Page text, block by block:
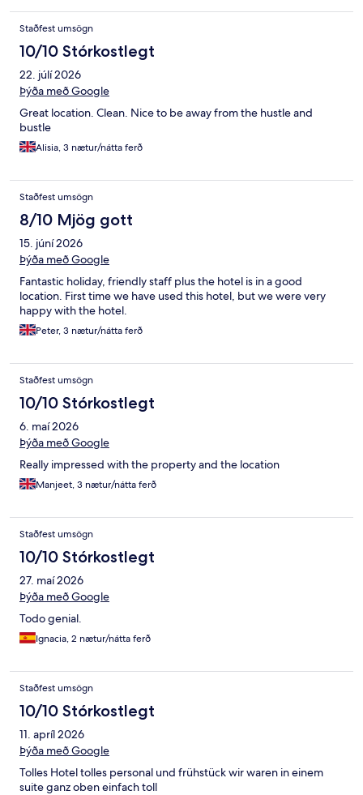
Staðfest umsögn
10/10 Stórkostlegt
22. júlí 2026
Þýða með Google
Great location. Clean. Nice to be away from the hustle and
bustle
Alisia, 3 nætur/nátta ferð
Staðfest umsögn
8/10 Mjög gott
15. júní 2026
Þýða með Google
Fantastic holiday, friendly staff plus the hotel is in a good
location. First time we have used this hotel, but we were very
happy with the hotel.
Peter, 3 nætur/nátta ferð
Staðfest umsögn
10/10 Stórkostlegt
6. maí 2026
Þýða með Google
Really impressed with the property and the location
Manjeet, 3 nætur/nátta ferð
Staðfest umsögn
10/10 Stórkostlegt
27. maí 2026
Þýða með Google
Todo genial.
Ignacia, 2 nætur/nátta ferð
Staðfest umsögn
10/10 Stórkostlegt
11. apríl 2026
Þýða með Google
Tolles Hotel tolles personal und frühstück wir waren in einem
suite ganz oben einfach toll